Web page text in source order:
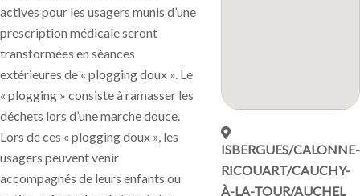
actives pour les usagers munis d’une
prescription médicale seront
transformées en séances
extérieures de « plogging doux ». Le
« plogging » consiste à ramasser les
déchets lors d’une marche douce.
Lors de ces « plogging doux », les
usagers peuvent venir
accompagnés de leurs enfants ou
ISBERGUES/CALONNE-
RICOUART/CAUCHY-
À-LA-TOUR/AUCHEL